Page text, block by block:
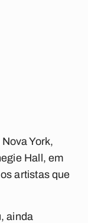
York,
Hall, em
artistas que
ainda